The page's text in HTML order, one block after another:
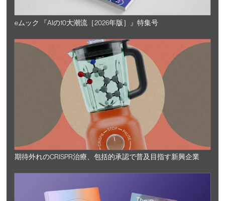
eムック 『AIの10大潮流［2026年版］』特集号
期待外れのCRISPR治療、包括的承認で普及目指す新興企業